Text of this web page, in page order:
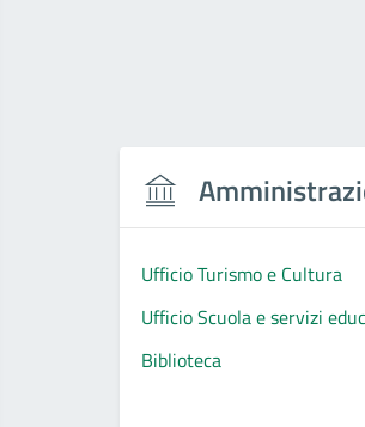
Ufficio Turismo e Cultura
Ufficio Scuola e servizi
Biblioteca